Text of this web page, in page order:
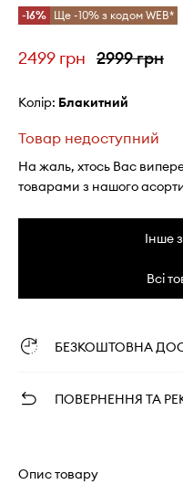
-16% Ще -10% з кодом WEB*
2499 грн 2999 грн
Колір: блакитний
Товар недоступний
На жаль, хтось Вас
товарами з нашого
Інше з
Всі
БЕЗКОШТОВНА
ПОВЕРНЕННЯ ТА
Опис товару